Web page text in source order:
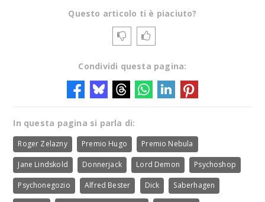
Questo articolo ti è piaciuto?
Condividi questa pagina:
In questa pagina si parla di:
Roger Zelazny Premio Hugo Premio Nebula
Jane Lindskold Donnerjack Lord Demon Psychoshop
Psychonegozio Alfred Bester Dick Saberhagen